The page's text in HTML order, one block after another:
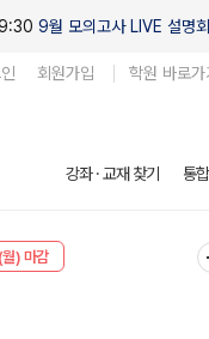
9월 모의고사 LIVE 설명회
회원가입 학원 바로가
강좌 · 교재 찾기 통
마감